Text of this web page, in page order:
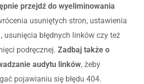
przejdź do wyeliminowania
usuniętych stron, ustawienia
usunięcia błędnych linków czy też
podręcznej. Zadbaj także o
audytu linków, żeby
pojawianiu się błędu 404.